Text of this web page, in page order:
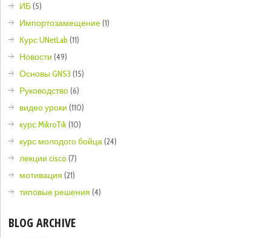
ИБ(5)
Импортозамещение(1)
Курс UNetLab (11)
Новости (49)
Основы GNS3 (15)
Руководство(6)
видео уроки (110)
курс MikroTik(10)
курс молодого бойца(24)
лекции cisco (7)
мотивация (21)
типовые решения (4)
BLOG ARCHIVE